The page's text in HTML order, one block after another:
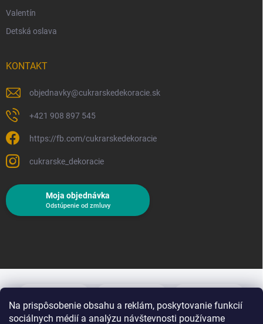
Na prispôsobenie obsahu a reklám, poskytovanie funkcií
sociálnych médií a analýzu návštevnosti používame
Valentín
Detská oslava
KONTAKT
objednavky@cukrarskedekoracie.sk
+421 908 897 545
https://fb.com/cukrarskedekoracie
cukrarske_dekoracie
Moja objednávka
Odstúpenie od zmluvy